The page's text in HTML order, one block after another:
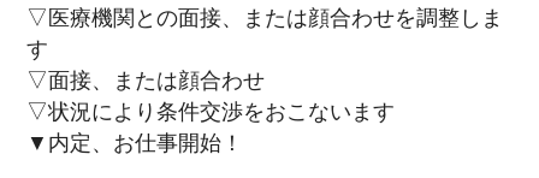
▽医療機関との面接、または顔合わせを調整しま
す
▽面接、または顔合わせ
▽状況により条件交渉をおこないます
▼内定、お仕事開始！